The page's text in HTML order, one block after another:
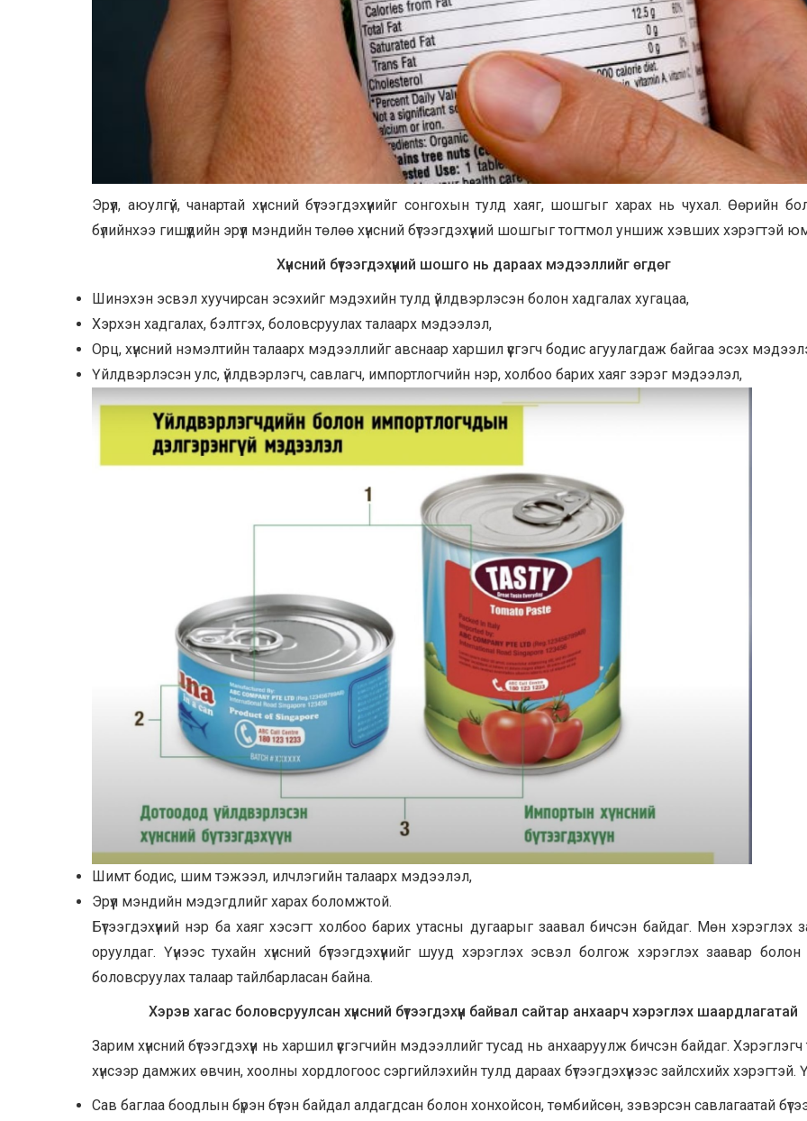
Эрүүл, аюулгүй, чанартай хүнсний бүтээгдэхүүнийг сонгохын тулд хаяг, шошгыг харах нь чухал. Өөрийн
бүлийнхээ гишүүдийн эрүүл мэндийн төлөө хүнсний бүтээгдэхүүний шошгыг тогтмол уншиж хэвших хэрэгтэй
Хүнсний бүтээгдэхүүний шошго нь дараах мэдээллийг өгдөг
Шинэхэн эсвэл хуучирсан эсэхийг мэдэхийн тулд үйлдвэрлэсэн болон хадгалах хугацаа,
Хэрхэн хадгалах, бэлтгэх, боловсруулах талаарх мэдээлэл,
Орц, хүнсний нэмэлтийн талаарх мэдээллийг авснаар харшил үүсгэгч бодис агуулагдаж байгаа эсэх
Үйлдвэрлэсэн улс, үйлдвэрлэгч, савлагч, импортлогчийн нэр, холбоо барих хаяг зэрэг мэдээлэл,
Шимт бодис, шим тэжээл, илчлэгийн талаарх мэдээлэл,
Эрүүл мэндийн мэдэгдлийг харах боломжтой.
Бүтээгдэхүүний нэр ба хаяг хэсэгт холбоо барих утасны дугаарыг заавал бичсэн байдаг. Мөн хэрэглэх
оруулдаг. Үүнээс тухайн хүнсний бүтээгдэхүүнийг шууд хэрэглэх эсвэл болгож хэрэглэх заавар
боловсруулах талаар тайлбарласан байна.
Хэрэв хагас боловсруулсан хүнсний бүтээгдэхүүн байвал сайтар анхаарч хэрэглэх шаардлагатай
Зарим хүнсний бүтээгдэхүүн нь харшил үүсгэгчийн мэдээллийг тусад нь анхааруулж бичсэн байдаг.
хүнсээр дамжих өвчин, хоолны хордлогоос сэргийлэхийн тулд дараах бүтээгдэхүүнээс зайлсхийх хэрэгтэй.
Сав баглаа боодлын бүрэн бүтэн байдал алдагдсан болон хонхойсон, төмбийсөн, зэвэрсэн савлагаатай